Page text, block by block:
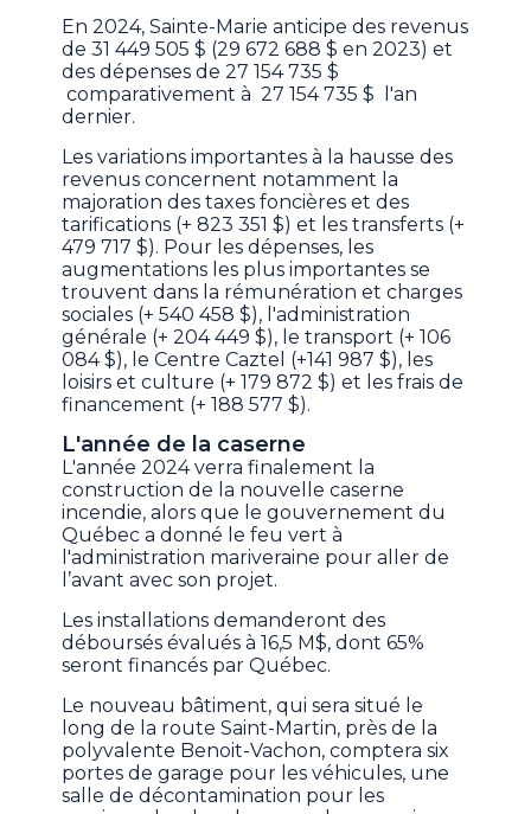
En 2024, Sainte-Marie anticipe des revenus
de 31 449 505 $ (29 672 688 $ en 2023) et
des dépenses de 27 154 735 $
comparativement à 27 154 735 $ l'an
dernier.
Les variations importantes à la hausse des
revenus concernent notamment la
majoration des taxes foncières et des
tarifications (+ 823 351 $) et les transferts (+
479 717 $). Pour les dépenses, les
augmentations les plus importantes se
trouvent dans la rémunération et charges
sociales (+ 540 458 $), l'administration
générale (+ 204 449 $), le transport (+ 106
084 $), le Centre Caztel (+141 987 $), les
loisirs et culture (+ 179 872 $) et les frais de
financement (+ 188 577 $).
L'année de la caserne
L'année 2024 verra finalement la
construction de la nouvelle caserne
incendie, alors que le gouvernement du
Québec a donné le feu vert à
l'administration mariveraine pour aller de
l’avant avec son projet.
Les installations demanderont des
déboursés évalués à 16,5 M$, dont 65%
seront financés par Québec.
Le nouveau bâtiment, qui sera situé le
long de la route Saint-Martin, près de la
polyvalente Benoit-Vachon, comptera six
portes de garage pour les véhicules, une
salle de décontamination pour les